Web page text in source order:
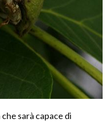
sarà capace di